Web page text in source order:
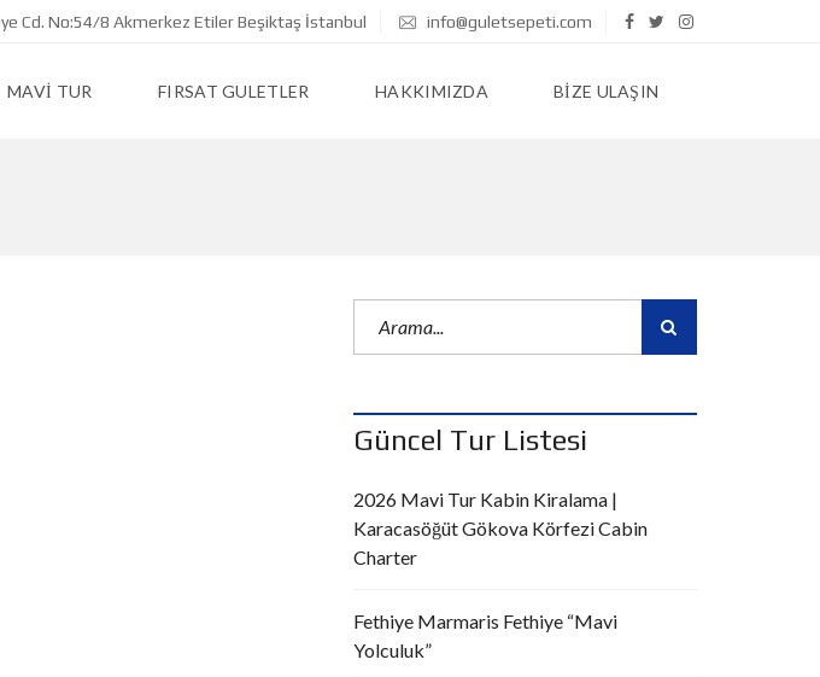
Cd. No:54/8 Akmerkez Etiler Beşiktaş İstanbul info@guletsepeti.com
MAVI TUR FIRSAT GULETLER HAKKIMIZDA BIZE ULAŞIN
Güncel Tur Listesi
2026 Mavi Tur Kabin Kiralama |
Karacasöğüt Gökova Körfezi Cabin
Charter
Fethiye Marmaris Fethiye “Mavi
Yolculuk”